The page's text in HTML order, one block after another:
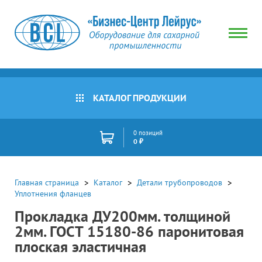
КАТАЛОГ ПРОДУКЦИИ
0 позиций
0 ₽
Главная страница Каталог
Детали трубопроводов
Уплотнения фланцев
Прокладка ДУ200мм. толщиной
2мм. ГОСТ 15180-86 паронитовая
плоская эластичная